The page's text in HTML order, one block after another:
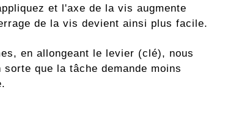
et l'axe de la vis augmente
de la vis devient ainsi plus facile.
en allongeant le levier (clé), nous
sorte que la tâche demande moins